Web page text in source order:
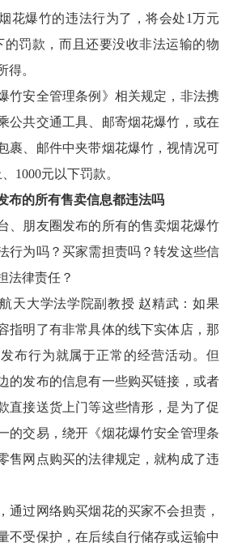
花爆竹的违法行为了，将会处1万元
的罚款，而且还要没收非法运输的物
得。
安全管理条例》相关规定，非法携
公共交通工具、邮寄烟花爆竹，或在
裹、邮件中夹带烟花爆竹，视情况可
1000元以下罚款。
的所有售卖信息都违法吗
朋友圈发布的所有的售卖烟花爆竹
行为吗？买家需担责吗？转发这些信
法律责任？
大学法学院副教授 赵精武：如果
指明了有非常具体的线下实体店，那
布行为就属于正常的经营活动。但
的发布的信息有一些购买链接，或者
直接送货上门等这些情形，是为了促
的交易，绕开《烟花爆竹安全管理条
售网点购买的法律规定，就构成了违
过网络购买烟花的买家不会担责，
不受保护，在后续自行储存或运输中